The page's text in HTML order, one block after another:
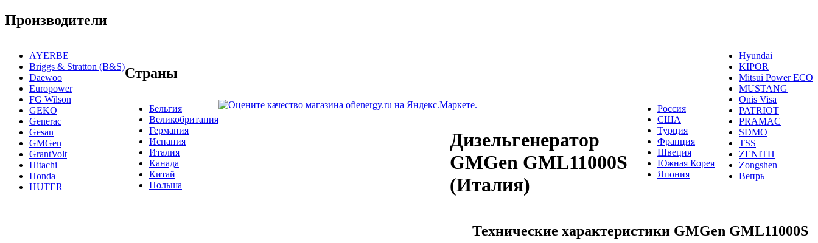
Производители
AYERBE
Briggs & Stratton (B&S)
Daewoo
Europower
FG Wilson
GEKO
Generac
Gesan
GMGen
GrantVolt
Hitachi
Honda
HUTER
Hyundai
KIPOR
Mitsui Power ECO
MUSTANG
Onis Visa
PATRIOT
PRAMAC
SDMO
TSS
ZENITH
Zongshen
Вепрь
Страны
Бельгия
Великобритания
Германия
Испания
Италия
Канада
Китай
Польша
Россия
США
Турция
Франция
Швеция
Южная Корея
Япония
Дизельгенератор
GMGen GML11000S
(Италия)
Технические характеристики GMGen GML11000S